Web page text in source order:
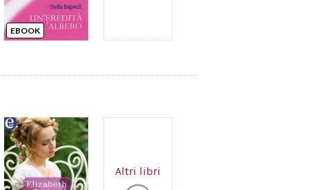
EBOOK
Altri libri